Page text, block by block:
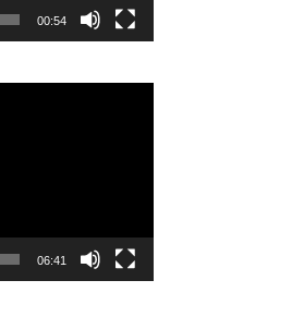
00:54
06:41